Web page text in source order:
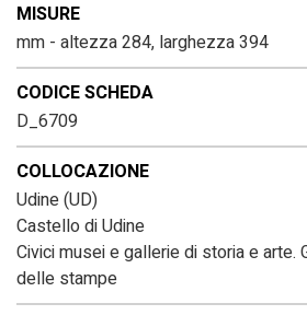
MISURE
mm - altezza 284, larghezza 394
CODICE SCHEDA
D_6709
COLLOCAZIONE
Udine (UD)
Castello di Udine
Civici musei e gallerie di storia e arte.
delle stampe